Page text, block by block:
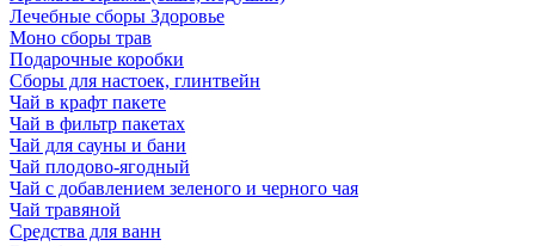
Лечебные сборы Здоровье
Моно сборы трав
Подарочные коробки
Сборы для настоек, глинтвейн
Чай в крафт пакете
Чай в фильтр пакетах
Чай для сауны и бани
Чай плодово-ягодный
Чай с добавлением зеленого и черного чая
Чай травяной
Средства для ванн